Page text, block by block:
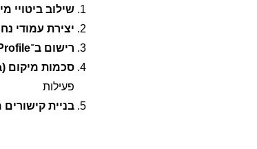
שילוב ביטויי
יצירת עמודי
רישום ב־Google Business Profile
סכמות מיקום (LocalBusiness Schema)
פעילות
בניית